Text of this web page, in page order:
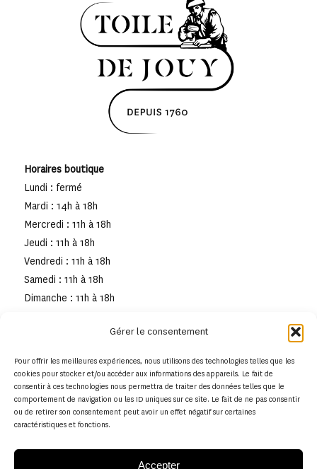
Gérer le consentement
Pour offrir les meilleures expériences, nous utilisons des technologies telles que les
cookies pour stocker et/ou accéder aux informations des appareils. Le fait de
consentir à ces technologies nous permettra de traiter des données telles que le
comportement de navigation ou les ID uniques sur ce site. Le fait de ne pas consentir
ou de retirer son consentement peut avoir un effet négatif sur certaines
caractéristiques et fonctions.
Accepter
Horaires boutique
Lundi : fermé
Mardi : 14h à 18h
Mercredi : 11h à 18h
Jeudi : 11h à 18h
Vendredi : 11h à 18h
Samedi : 11h à 18h
Dimanche : 11h à 18h